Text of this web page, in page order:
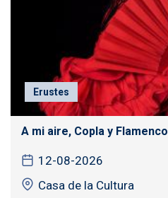
Erustes
A mi aire, Copla y Flamenco
12-08-2026
Casa de la Cultura